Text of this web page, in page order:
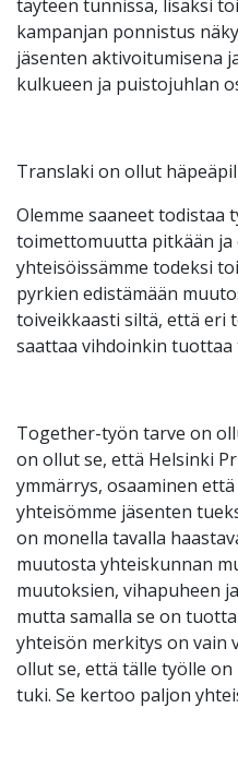
täyteen tunnissa, lisäksi
kampanjan ponnistus
jäsenten aktivoitumisena
kulkueen ja puistojuhlan
Translaki on ollut
Olemme saaneet todistaa
toimettomuutta pitkään ja
yhteisöissämme todeksi
pyrkien edistämään
toiveikkaasti siltä, että eri
saattaa vihdoinkin tuottaa
Together-työn tarve on
on ollut se, että Helsinki
ymmärrys, osaaminen
yhteisömme jäsenten
on monella tavalla
muutosta yhteiskunnan
muutoksien, vihapuheen
mutta samalla se on
yhteisön merkitys on vain
ollut se, että tälle työlle
tuki. Se kertoo paljon